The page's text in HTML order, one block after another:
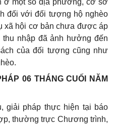
ở một số địa phương, cơ sở
đối với đối tượng hộ nghèo
xã hội cơ bản chưa được áp
nhập đã ảnh hưởng đến
của đối tượng cũng như
06 THÁNG CUỐ I NĂM
giải pháp thực hiện tại báo
thường trực Chương trình,